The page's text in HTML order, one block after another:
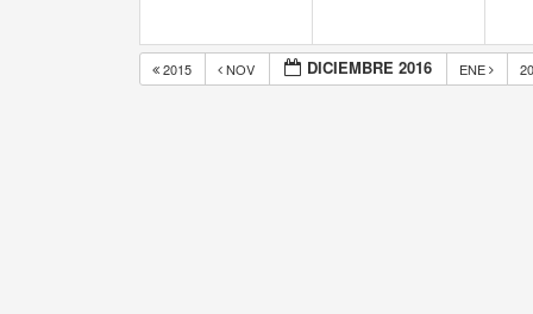
2015 NOV DICIEMBRE 2016 ENE